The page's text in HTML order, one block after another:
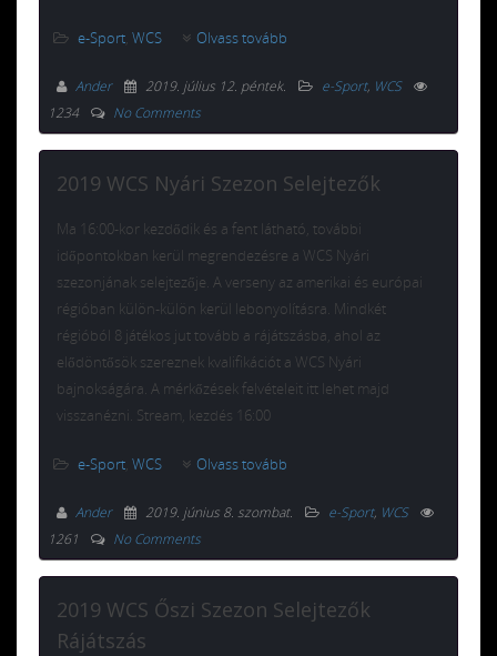
e-Sport, WCS Olvass tovább
Ander 2019. július 12. péntek. e-Sport, WCS
1234
No Comments
2019 WCS Nyári Szezon Selejtezők
Ma 16:00-kor kezdődik és a fent látható, további
időpontokban kerül megrendezésre a WCS Nyári
szezonjának selejtezője. A verseny az amerikai és európai
régióban külön-külön kerül lebonyolításra. Mindkét
régióból 8 játékos jut tovább a rájátszásba, ahol az
elődöntősök szereznek kvalifikációt a WCS Nyári
bajnokságára. A mérkőzések felvételeit itt lehet majd
visszanézni. Stream, kezdés 16:00
e-Sport, WCS Olvass tovább
Ander 2019. június 8. szombat. e-Sport, WCS
1261
No Comments
2019 WCS Őszi Szezon Selejtezők
Rájátszás